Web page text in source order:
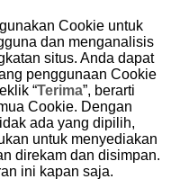
Cookie untuk
dan menganalisis
situs. Anda dapat
penggunaan Cookie
“Terima”, berarti
Cookie. Dengan
ada yang dipilih,
untuk menyediakan
direkam dan disimpan.
ini kapan saja.